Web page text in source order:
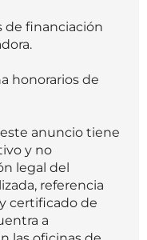
de financiación
honorarios de
anuncio tiene
y no
legal del
referencia
certificado de
a